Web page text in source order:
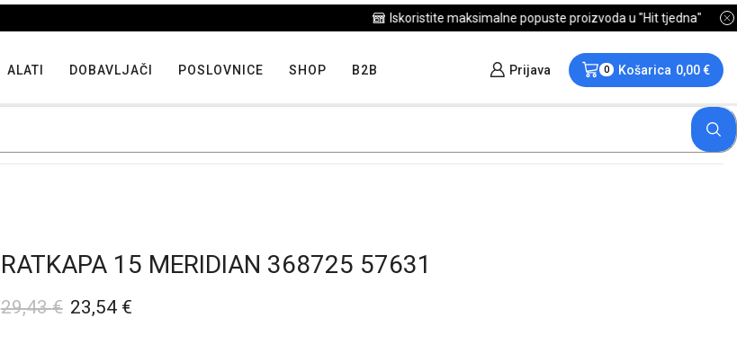
ALATI DOBAVLJAČI POSLOVNICE SHOP B2B Prijava 0 Košarica 0,00€
RATKAPA 15 MERIDIAN 368725 57631
29,43€ 23,54 €